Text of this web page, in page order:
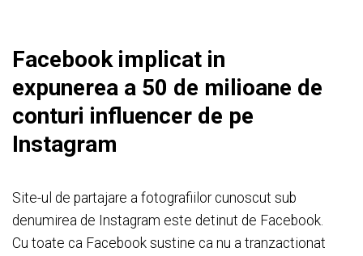
Facebook implicat in
expunerea a 50 de milioane de
conturi influencer de pe
Instagram
Site-ul de partajare a fotografiilor cunoscut sub
denumirea de Instagram este detinut de Facebook.
Cu toate ca Facebook sustine ca nu a tranzactionat